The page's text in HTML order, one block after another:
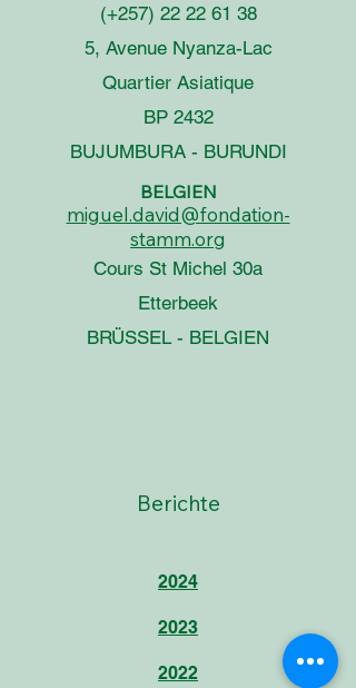
(+257) 22 22 61 38
5, Avenue Nyanza-Lac
Quartier Asiatique
BP 2432
BUJUMBURA - BURUNDI
BELGIEN
miguel.david@fondation-
stamm.org
Cours St Michel 30a
Etterbeek
BRÜSSEL - BELGIEN
Berichte
2024
2023
2022